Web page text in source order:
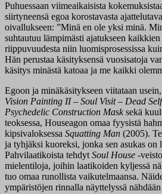
Puhuessaan viimeaikaisista
siirtyneensä egoa korostavasta
oivallukseen: ”Minä en ole yksi minä.
suhtautuu lämpimästi ajatukseen
riippuvuudesta niin luomisprosessissa
Hän perustaa käsityksensä vuosisatoja
käsitys minästä katoaa ja me kaikki
Egoon ja minäkäsitykseen viitataan
Vision Painting II – Soul Visit – Dead
Psychedelic Construction Mask sekä
teoksessa, Houseagon omaa fyysistä
kipsivaloksessa Squatting Man (2005).
ja tyhjäksi kuoreksi, jonka sen asukas on
Pahvilaatikoista tehdytSoul House -
mielentiloja, joihin laatikoiden kyljessä
tuo omaa runollista vaikutelmaansa.
ympäristöjen rinnalla näyttelyssä